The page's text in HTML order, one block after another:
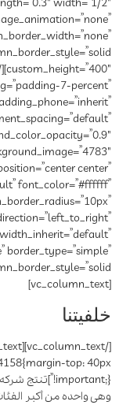
7-percent”
center”
font_color=”#ffffff”
border_type=”simple”
[vc_column_text]
خلفیتنا
top: 40px
!important;}”] تنتج شرکه
وهی واحده من أکبر